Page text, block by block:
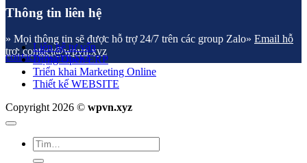
Thông tin liên hệ
» Mọi thông tin sẽ được hỗ trợ 24/7 trên các group Zalo» Email hỗ
trợ: contact@wpvn.xyz
contact@wpvn.xyz
Liên hệ tư vấn
Dựng Open ERP
Triển khai Marketing Online
Thiết kế WEBSITE
Copyright 2026 © wpvn.xyz